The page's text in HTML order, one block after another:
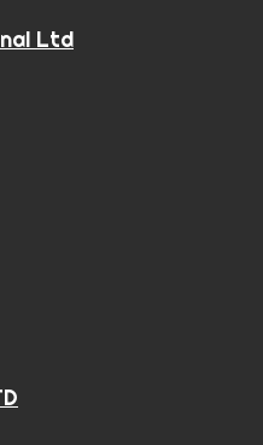
Ltd